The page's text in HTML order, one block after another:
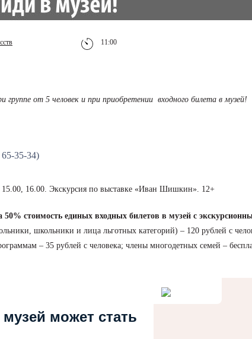
11:00
группе от 5 человек и при приобретении входного билета в музей!
35-34)
15.00, 16.00. Экскурсия по выставке «Иван Шишкин». 12+
50% стоимость единых входных билетов в музей с
школьники и лица льготных категорий) – 120 рублей с
– 35 рублей с человека; члены многодетных семей –
музей может стать